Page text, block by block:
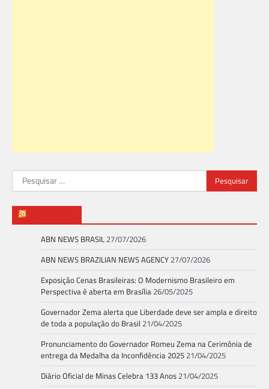
Pesquisar
por:
ABN NEWS BRASIL 27/07/2026
ABN NEWS BRAZILIAN NEWS AGENCY 27/07/2026
Exposição Cenas Brasileiras: O Modernismo Brasileiro em
Perspectiva é aberta em Brasília 26/05/2025
Governador Zema alerta que Liberdade deve ser ampla e direito
de toda a população do Brasil 21/04/2025
Pronunciamento do Governador Romeu Zema na Cerimônia de
entrega da Medalha da Inconfidência 2025 21/04/2025
Diário Oficial de Minas Celebra 133 Anos 21/04/2025